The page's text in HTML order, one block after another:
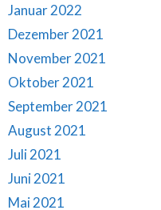
Januar 2022
Dezember 2021
November 2021
Oktober 2021
September 2021
August 2021
Juli 2021
Juni 2021
Mai 2021